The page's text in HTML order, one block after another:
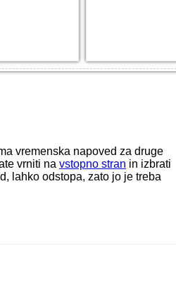
vremenska napoved za druge
vrniti na vstopno stran in izbrati
lahko odstopa, zato jo je treba